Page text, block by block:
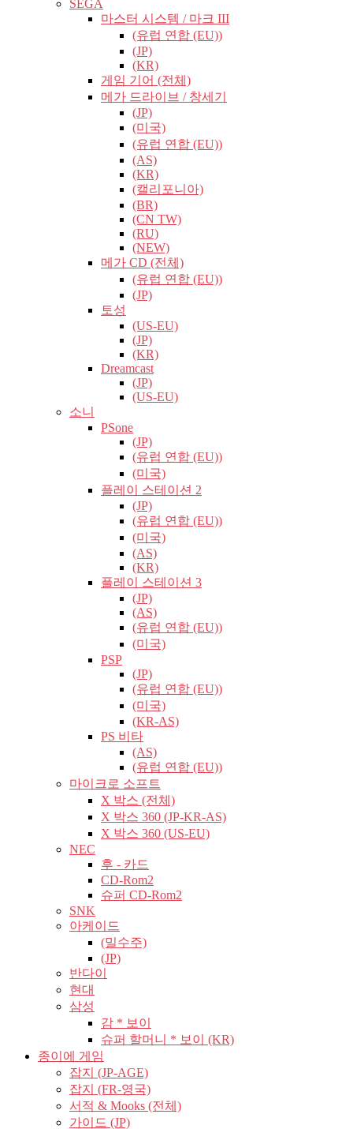
SEGA
마스터 시스템 / 마크 III
(유럽​​ 연합 (EU))
(JP)
(KR)
게임 기어 (전체)
메가 드라이브 / 창세기
(JP)
(미국)
(유럽​​ 연합 (EU))
(AS)
(KR)
(캘리포니아)
(BR)
(CN TW)
(RU)
(NEW)
메가 CD (전체)
(유럽​​ 연합 (EU))
(JP)
토성
(US-EU)
(JP)
(KR)
Dreamcast
(JP)
(US-EU)
소니
PSone
(JP)
(유럽​​ 연합 (EU))
(미국)
플레이 스테이션 2
(JP)
(유럽​​ 연합 (EU))
(미국)
(AS)
(KR)
플레이 스테이션 3
(JP)
(AS)
(유럽​​ 연합 (EU))
(미국)
PSP
(JP)
(유럽​​ 연합 (EU))
(미국)
(KR-AS)
PS 비타
(AS)
(유럽​​ 연합 (EU))
마이크로 소프트
X 박스 (전체)
X 박스 360 (JP-KR-AS)
X 박스 360 (US-EU)
NEC
후 - 카드
CD-Rom2
슈퍼 CD-Rom2
SNK
아케이드
(밀수주)
(JP)
반다이
현대
삼성
감 * 보이
슈퍼 할머니 * 보이 (KR)
종이에 게임
잡지 (JP-AGE)
잡지 (FR-영국)
서적 & Mooks (전체)
가이드 (JP)